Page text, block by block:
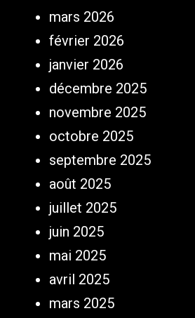
mars 2026
février 2026
janvier 2026
décembre 2025
novembre 2025
octobre 2025
septembre 2025
août 2025
juillet 2025
juin 2025
mai 2025
avril 2025
mars 2025